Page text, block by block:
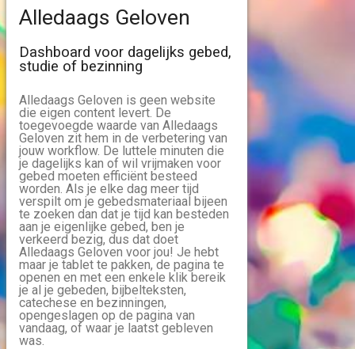
Alledaags Geloven
Dashboard voor dagelijks gebed,
studie of bezinning
Alledaags Geloven is geen website
die eigen content levert. De
toegevoegde waarde van Alledaags
Geloven zit hem in de verbetering van
jouw workflow. De luttele minuten die
je dagelijks kan of wil vrijmaken voor
gebed moeten efficiënt besteed
worden. Als je elke dag meer tijd
verspilt om je gebedsmateriaal bijeen
te zoeken dan dat je tijd kan besteden
aan je eigenlijke gebed, ben je
verkeerd bezig, dus dat doet
Alledaags Geloven voor jou! Je hebt
maar je tablet te pakken, de pagina te
openen en met een enkele klik bereik
je al je gebeden, bijbelteksten,
catechese en bezinningen,
opengeslagen op de pagina van
vandaag, of waar je laatst gebleven
was.